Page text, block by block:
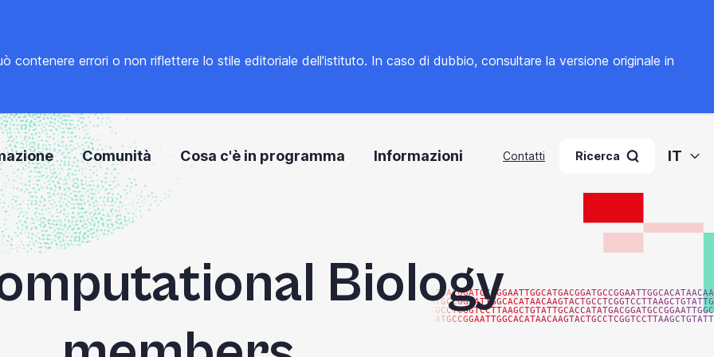
errori o non riflettere lo stile editoriale dell'istituto. In caso di dubbio, consultare la versione originale in
Comunità Cosa c'è in programma Informazioni Contatti Ricerca IT
Biology